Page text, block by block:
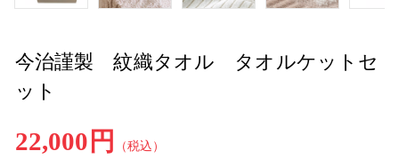
今治謹製 紋織タオル タオルケットセ
ット
22,000円 （税込）